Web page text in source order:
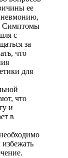
ее
Симптомы
с
за
что
для
что
и
в
избежать